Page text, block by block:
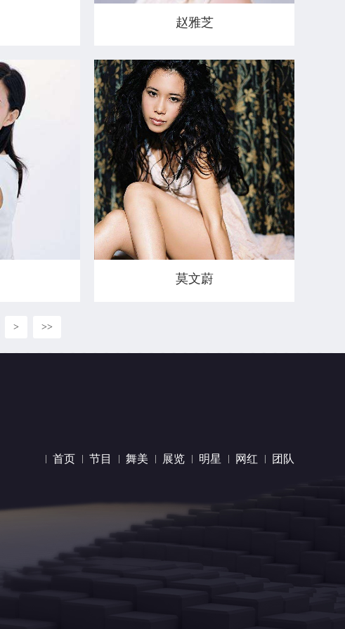
赵雅芝
莫文蔚
> >>
首页 节目 舞美 展览 明星 网红 团队